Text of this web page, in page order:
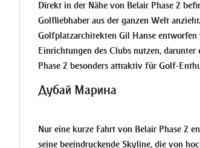
Direkt in der Nähe von Belair Phase 2
Golfliebhaber aus der ganzen Welt
Golfplatzarchitekten Gil Hanse
Einrichtungen des Clubs nutzen, darunter
Phase 2 besonders attraktiv für Golf-
Дубай Марина
Nur eine kurze Fahrt von Belair Phase 2
seine beeindruckende Skyline, die von